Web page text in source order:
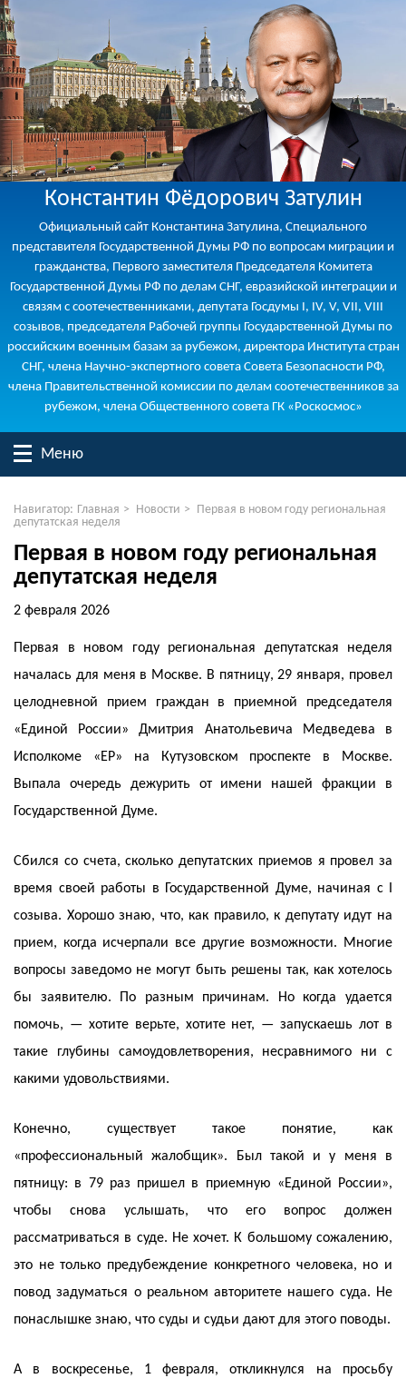
Константин Фёдорович Затулин
Официальный сайт Константина Затулина, Специального
представителя Государственной Думы РФ по вопросам миграции и
гражданства, Первого заместителя Председателя Комитета
Государственной Думы РФ по делам СНГ, евразийской интеграции и
связям с соотечественниками, депутата Госдумы I, IV, V, VII, VIII
созывов, председателя Рабочей группы Государственной Думы по
российским военным базам за рубежом, директора Института стран
СНГ, члена Научно-экспертного совета Совета Безопасности РФ,
члена Правительственной комиссии по делам соотечественников за
рубежом, члена Общественного совета ГК «Роскосмос»
Меню
Навигатор: Главная > Новости > Первая в новом году региональная
депутатская неделя
Первая в новом году региональная
депутатская неделя
2 февраля 2026
Первая в новом году региональная депутатская неделя
началась для меня в Москве. В пятницу, 29 января, провел
целодневной прием граждан в приемной председателя
«Единой России» Дмитрия Анатольевича Медведева в
Исполкоме «ЕР» на Кутузовском проспекте в Москве.
Выпала очередь дежурить от имени нашей фракции в
Государственной Думе.
Сбился со счета, сколько депутатских приемов я провел за
время своей работы в Государственной Думе, начиная с I
созыва. Хорошо знаю, что, как правило, к депутату идут на
прием, когда исчерпали все другие возможности. Многие
вопросы заведомо не могут быть решены так, как хотелось
бы заявителю. По разным причинам. Но когда удается
помочь, — хотите верьте, хотите нет, — запускаешь лот в
такие глубины самоудовлетворения, несравнимого ни с
какими удовольствиями.
Конечно, существует такое понятие, как
«профессиональный жалобщик». Был такой и у меня в
пятницу: в 79 раз пришел в приемную «Единой России»,
чтобы снова услышать, что его вопрос должен
рассматриваться в суде. Не хочет. К большому сожалению,
это не только предубеждение конкретного человека, но и
повод задуматься о реальном авторитете нашего суда. Не
понаслышке знаю, что суды и судьи дают для этого поводы.
А в воскресенье, 1 февраля, откликнулся на просьбу